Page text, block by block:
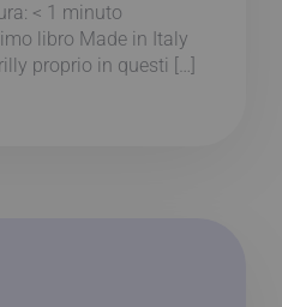
< 1 minuto
libro Made in Italy
proprio in questi […]